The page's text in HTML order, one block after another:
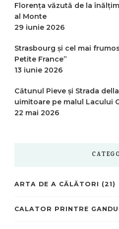
Florența văzută de la
al Monte
29 iunie 2026
Strasbourg și cel mai
Petite France”
13 iunie 2026
Cătunul Pieve și Strada
uimitoare pe malul Lacului
22 mai 2026
ARTA DE A CĂLĂTORI (21)
CALATOR PRINTRE